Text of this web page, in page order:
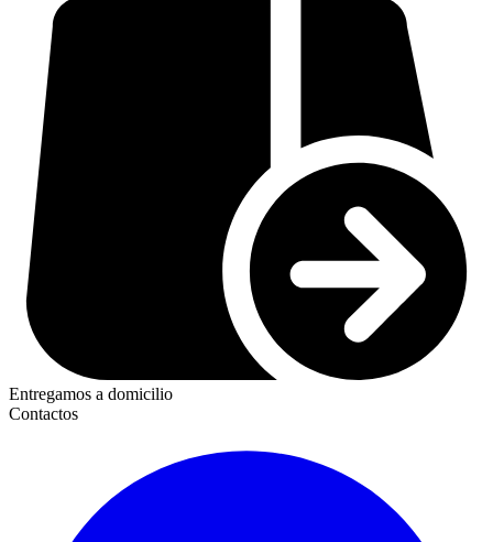
Entregamos a domicilio
Contactos